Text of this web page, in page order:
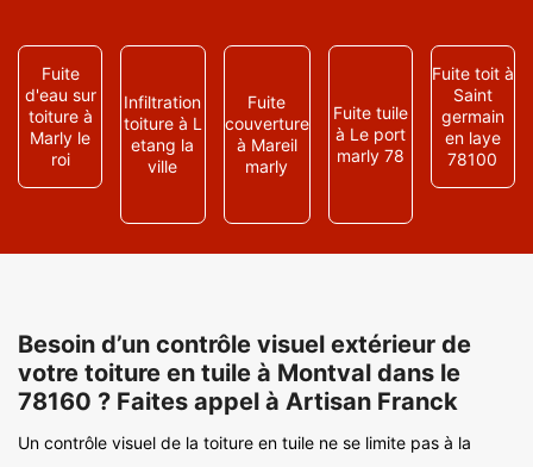
Fuite
d'eau sur
toiture à
Marly le
roi
Infiltration
toiture à L
etang la
ville
Fuite
couverture
à Mareil
marly
Fuite tuile
à Le port
marly 78
Fuite toit à
Saint
germain
en laye
78100
Besoin d’un contrôle visuel extérieur de
votre toiture en tuile à Montval dans le
78160 ? Faites appel à Artisan Franck
Un contrôle visuel de la toiture en tuile ne se limite pas à la